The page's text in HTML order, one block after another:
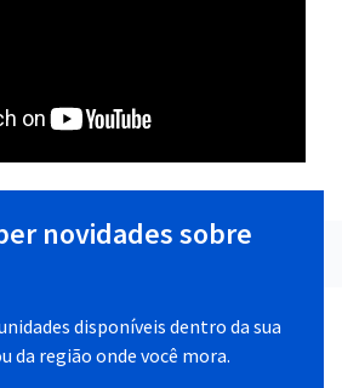
novidades sobre
disponíveis dentro da sua
da região onde você mora.